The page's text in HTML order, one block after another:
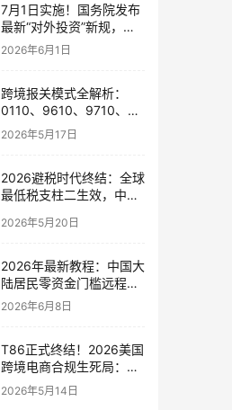
7月1日实施！国务院发布
最新“对外投资”新规，炒
股、出海、海外资产配置
2026年6月1日
跨境报关模式全解析：
0110、9610、9710、
9810、1039、1210 的区
别与最佳应用场景
2026年5月17日
2026避税时代终结：全球
最低税支柱二生效，中国
策略
2026年5月20日
2026年最新教程：中国大
陆居民零资金门槛远程开
通嘉信证券国际账户的全
2026年6月8日
T86正式终结！2026美国
跨境电商合规生死局：海
外仓、美国公司与税务架
构全面重构
2026年5月14日